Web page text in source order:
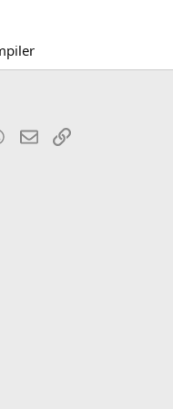
WhatsApp
E-MailLink